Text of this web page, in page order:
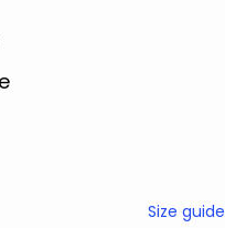
Size guide